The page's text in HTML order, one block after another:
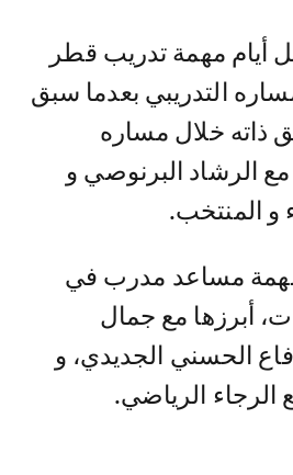
أيام مهمة تدريب قطر
التدريبي بعدما سبق
ذاته خلال مساره
مع الرشاد البرنوصي و
و المنتخب.
مساعد مدرب في
أبرزها مع جمال
الحسني الجديدي، و
الرجاء الرياضي.